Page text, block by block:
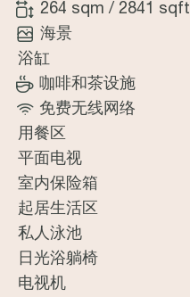
264 sqm / 2841 sqft
海景
浴缸
咖啡和茶设施
免费无线网络
用餐区
平面电视
室内保险箱
起居生活区
私人泳池
日光浴躺椅
电视机